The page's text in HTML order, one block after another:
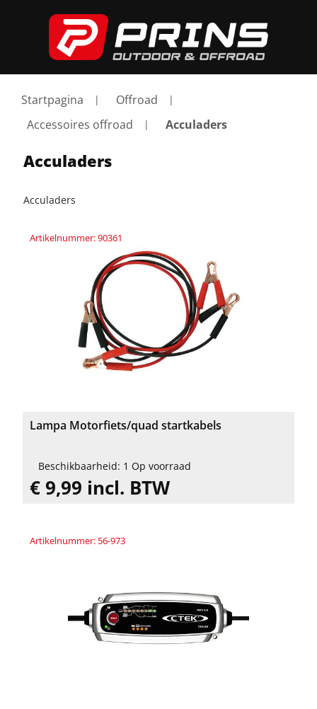
Startpagina
Offroad
Accessoires offroad
Acculaders
Acculaders
Acculaders
Artikelnummer: 90361
Lampa Motorfiets/quad startkabels
Beschikbaarheid: 1 Op voorraad
€ 9,99 incl. BTW
Artikelnummer: 56-973